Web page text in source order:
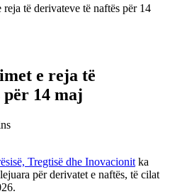
të derivateve të naftës për 14
e reja të
për 14 maj
Tregtisë dhe Inovacionit ka
për derivatet e naftës, të cilat